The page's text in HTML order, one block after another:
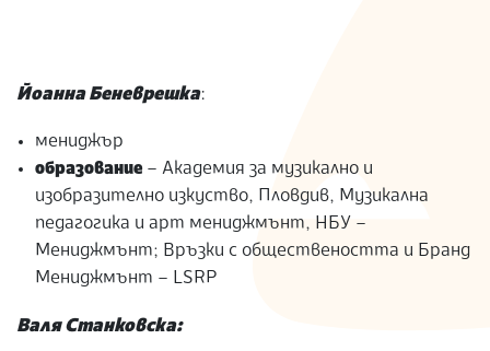
Йоанна Беневрешка:
мениджър
образование – Академия за музикално и
изобразително изкуство, Пловдив, Музикална
педагогика и арт мениджмънт, НБУ –
Мениджмънт; Връзки с обществеността и Бранд
Мениджмънт – LSRP
Валя Станковска: